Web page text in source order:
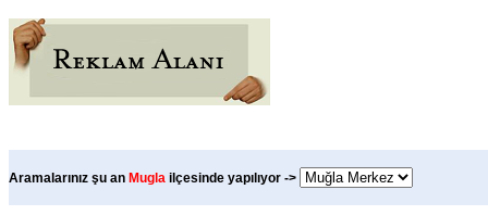
Aramalarınız şu an Mugla ilçesinde yapılıyor ->